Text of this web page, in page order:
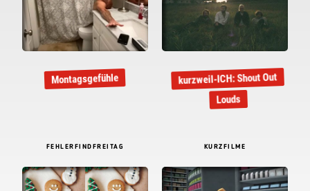
Montagsgefühle kurzweil-ICH: Shout Out
Louds
FEHLERFINDFREITAG KURZFILME